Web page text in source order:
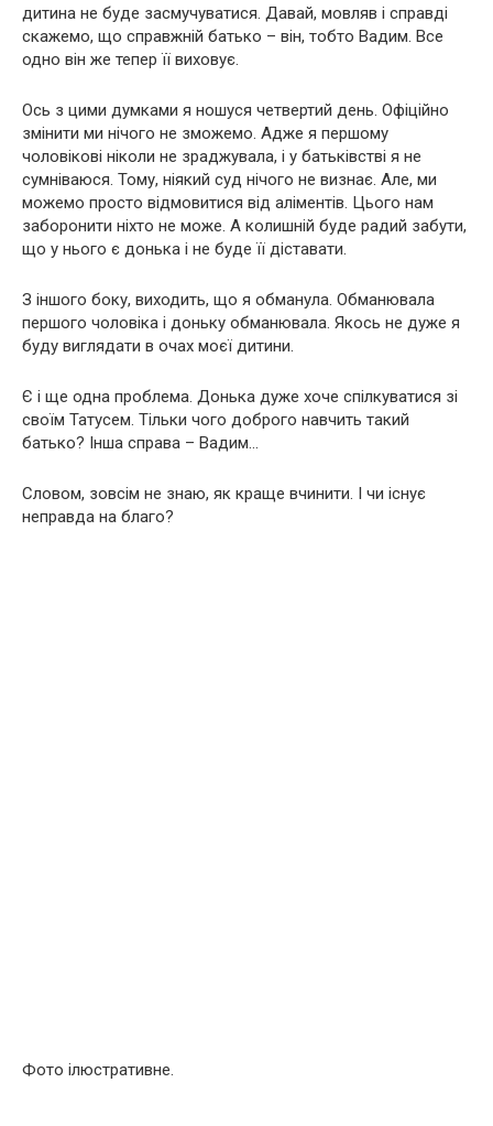
дитина не буде засмучуватися. Давай, мовляв і справді
скажемо, що справжній батько – він, тобто Вадим. Все
одно він же тепер її виховує.
Ось з цими думками я ношуся четвертий день. Офіційно
змінити ми нічого не зможемо. Адже я першому
чоловікові ніколи не зраджувала, і у батьківстві я не
сумніваюся. Тому, ніякий суд нічого не визнає. Але, ми
можемо просто відмовитися від аліментів. Цього нам
заборонити ніхто не може. А колишній буде радий забути,
що у нього є донька і не буде її діставати.
З іншого боку, виходить, що я обманула. Обманювала
першого чоловіка і доньку обманювала. Якось не дуже я
буду виглядати в очах моєї дитини.
Є і ще одна проблема. Донька дуже хоче спілкуватися зі
своїм Татусем. Тільки чого доброго навчить такий
батько? Інша справа – Вадим…
Словом, зовсім не знаю, як краще вчинити. І чи існує
неправда на благо?
Фото ілюстративне.